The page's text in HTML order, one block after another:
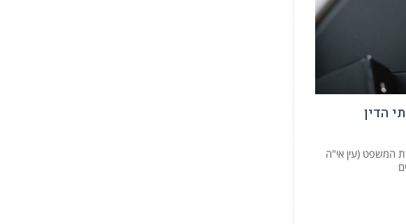
הדין
המשפט (עין אי"ה